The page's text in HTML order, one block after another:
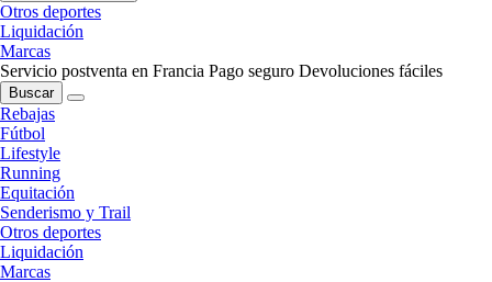
Otros deportes
Liquidación
Marcas
Servicio postventa en Francia Pago seguro Devoluciones fáciles
Buscar
Rebajas
Fútbol
Lifestyle
Running
Equitación
Senderismo y Trail
Otros deportes
Liquidación
Marcas